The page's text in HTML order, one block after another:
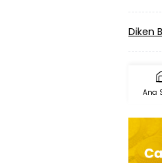
Diken
Ana